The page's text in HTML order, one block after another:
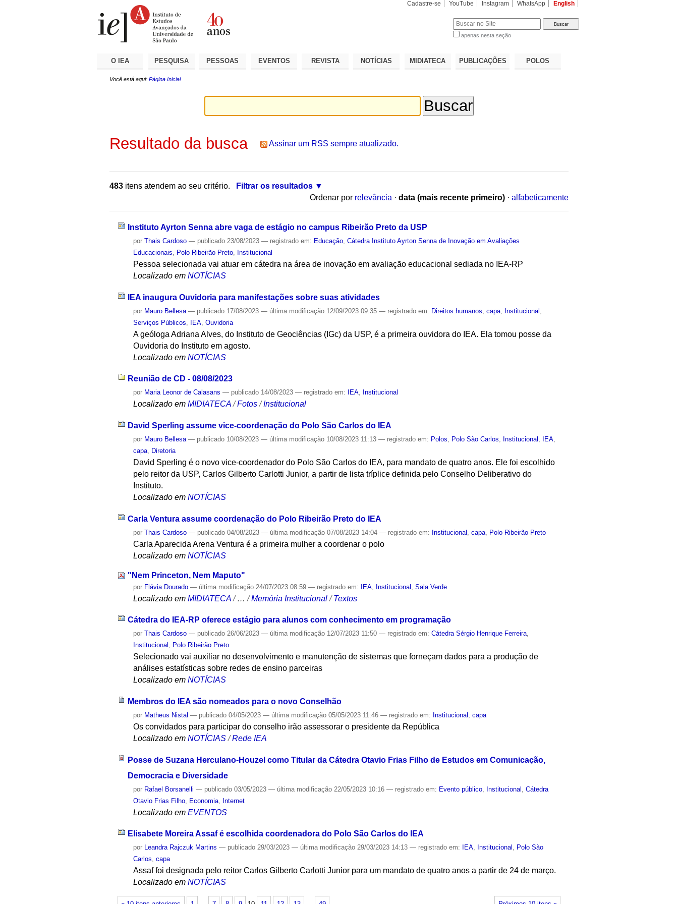
Cadastre-se YouTube Instagram WhatsApp English
apenas nesta seção
O IEA PESQUISA PESSOAS EVENTOS REVISTA NOTÍCIAS MIDIATECA PUBLICAÇÕES POLOS
Você está aqui: Página Inicial
Resultado da busca Assinar um RSS sempre atualizado.
483 itens atendem ao seu critério.
Filtrar os resultados
Ordenar por relevância · data (mais recente primeiro) · alfabeticamente
Instituto Ayrton Senna abre vaga de estágio no campus Ribeirão Preto da USP
porThais Cardoso — publicado 23/08/2023— registrado em: Educação ,Cátedra Instituto Ayrton Senna de Inovação em Avaliações
Educacionais
Polo Ribeirão Preto Institucional
Pessoa selecionada vai atuar em cátedra na área de inovação em avaliação educacional sediada no IEA-RP
Localizado em NOTÍCIAS
IEA inaugura Ouvidoria para manifestações sobre suas atividades
por Mauro Bellesa — publicado 17/08/2023— última modificação 12/09/2023 09:35— registrado em: Direitos humanos ,capa Institucional
Serviços Públicos
IEA ,Ouvidoria
A geóloga Adriana Alves, do Instituto de Geociências (IGc) da USP, é a primeira ouvidora do IEA. Ela tomou posse da
Ouvidoria do Instituto em agosto.
Localizado em NOTÍCIAS
Reunião de CD - 08/08/2023
por Maria Leonor de Calasans — publicado 14/08/2023— registrado em: IEA, Institucional
Localizado em MIDIATECA /Fotos /Institucional
David Sperling assume vice-coordenação do Polo São Carlos do IEA
por Mauro Bellesa — publicado 10/08/2023— última modificação 10/08/2023 11:13— registrado em: Polos, Polo São Carlos, Institucional , IEA,
capa, Diretoria
David Sperling é o novo vice-coordenador do Polo São Carlos do IEA, para mandato de quatro anos. Ele foi escolhido
pelo reitor da USP, Carlos Gilberto Carlotti Junior, a partir de lista tríplice definida pelo Conselho Deliberativo do
Instituto.
Localizado em NOTÍCIAS
Carla Ventura assume coordenação do Polo Ribeirão Preto do IEA
porThais Cardoso — publicado 04/08/2023— última modificação 07/08/2023 14:04— registrado em: Institucional ,capa Polo Ribeirão Preto
Carla Aparecida Arena Ventura é a primeira mulher a coordenar o polo
Localizado em NOTÍCIAS
"Nem Princeton, Nem Maputo"
por Flávia Dourado — última modificação 24/07/2023 08:59— registrado em: IEA Institucional ,Sala Verde
Localizado em MIDIATECA /…/Memória Institucional /Textos
Cátedra do IEA-RP oferece estágio para alunos com conhecimento em programação
porThais Cardoso — publicado 26/06/2023— última modificação 12/07/2023 11:50— registrado em:Cátedra Sérgio Henrique Ferreira,
Institucional , Polo Ribeirão Preto
Selecionado vai auxiliar no desenvolvimento e manutenção de sistemas que forneçam dados para a produção de
análises estatísticas sobre redes de ensino parceiras
Localizado em NOTÍCIAS
Membros do IEA são nomeados para o novo Conselhão
por Matheus Nistal — publicado 04/05/2023— última modificação 05/05/2023 11:46— registrado em: Institucional ,capa
Os convidados para participar do conselho irão assessorar o presidente da República
Localizado em NOTÍCIAS /Rede IEA
Posse de Suzana Herculano-Houzel como Titular da Cátedra Otavio Frias Filho de Estudos em Comunicação,
Democracia e Diversidade
por Rafael Borsanelli — publicado 03/05/2023— última modificação 22/05/2023 10:16— registrado em: Evento público Institucional ,Cátedra
Otavio Frias Filho Economia Internet
Localizado em EVENTOS
Elisabete Moreira Assaf é escolhida coordenadora do Polo São Carlos do IEA
por Leandra Rajczuk Martins — publicado 29/03/2023— última modificação 29/03/2023 14:13— registrado em: IEA, Institucional , Polo São
Carlos,capa
Assaf foi designada pelo reitor Carlos Gilberto Carlotti Junior para um mandato de quatro anos a partir de 24 de março.
Localizado em NOTÍCIAS